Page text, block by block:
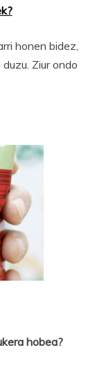
honen bidez,
Ziur ondo
hobea?